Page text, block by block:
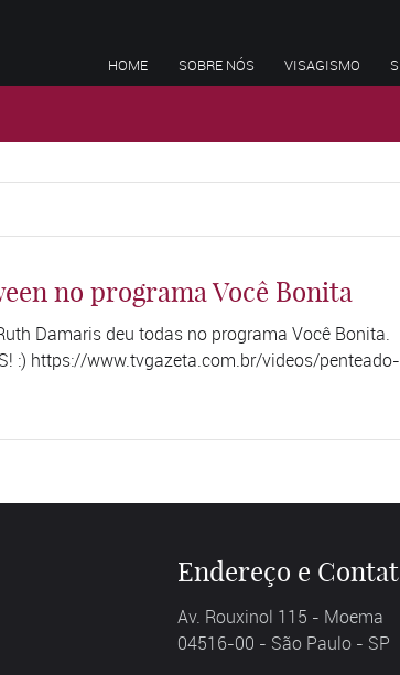
HOME SOBRE NÓS VISAGISMO
no programa Você Bonita
Damaris deu todas no programa Você Bonita.
:) https://www.tvgazeta.com.br/videos/
Endereço e
Av. Rouxinol 115 - Moema
04516-00 - São Paulo - SP